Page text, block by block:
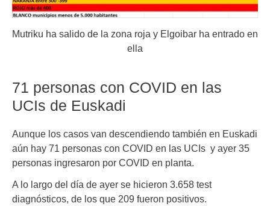
Mutriku ha salido de la zona roja y Elgoibar ha entrado en
ella
71 personas con COVID en las
UCIs de Euskadi
Aunque los casos van descendiendo también en Euskadi
aún hay 71 personas con COVID en las UCIs y ayer 35
personas ingresaron por COVID en planta.
A lo largo del día de ayer se hicieron 3.658 test
diagnósticos, de los que 209 fueron positivos.